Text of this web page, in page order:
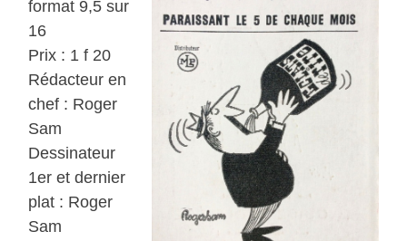
format 9,5 sur
16
Prix : 1 f 20
Rédacteur en
chef : Roger
Sam
Dessinateur
1er et dernier
plat : Roger
Sam